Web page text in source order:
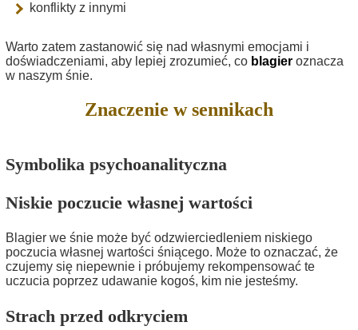
konflikty z innymi
Warto zatem zastanowić się nad własnymi emocjami i
doświadczeniami, aby lepiej zrozumieć, co blagier oznacza
w naszym śnie.
Znaczenie w sennikach
Symbolika psychoanalityczna
Niskie poczucie własnej wartości
Blagier we śnie może być odzwierciedleniem niskiego
poczucia własnej wartości śniącego. Może to oznaczać, że
czujemy się niepewnie i próbujemy rekompensować te
uczucia poprzez udawanie kogoś, kim nie jesteśmy.
Strach przed odkryciem